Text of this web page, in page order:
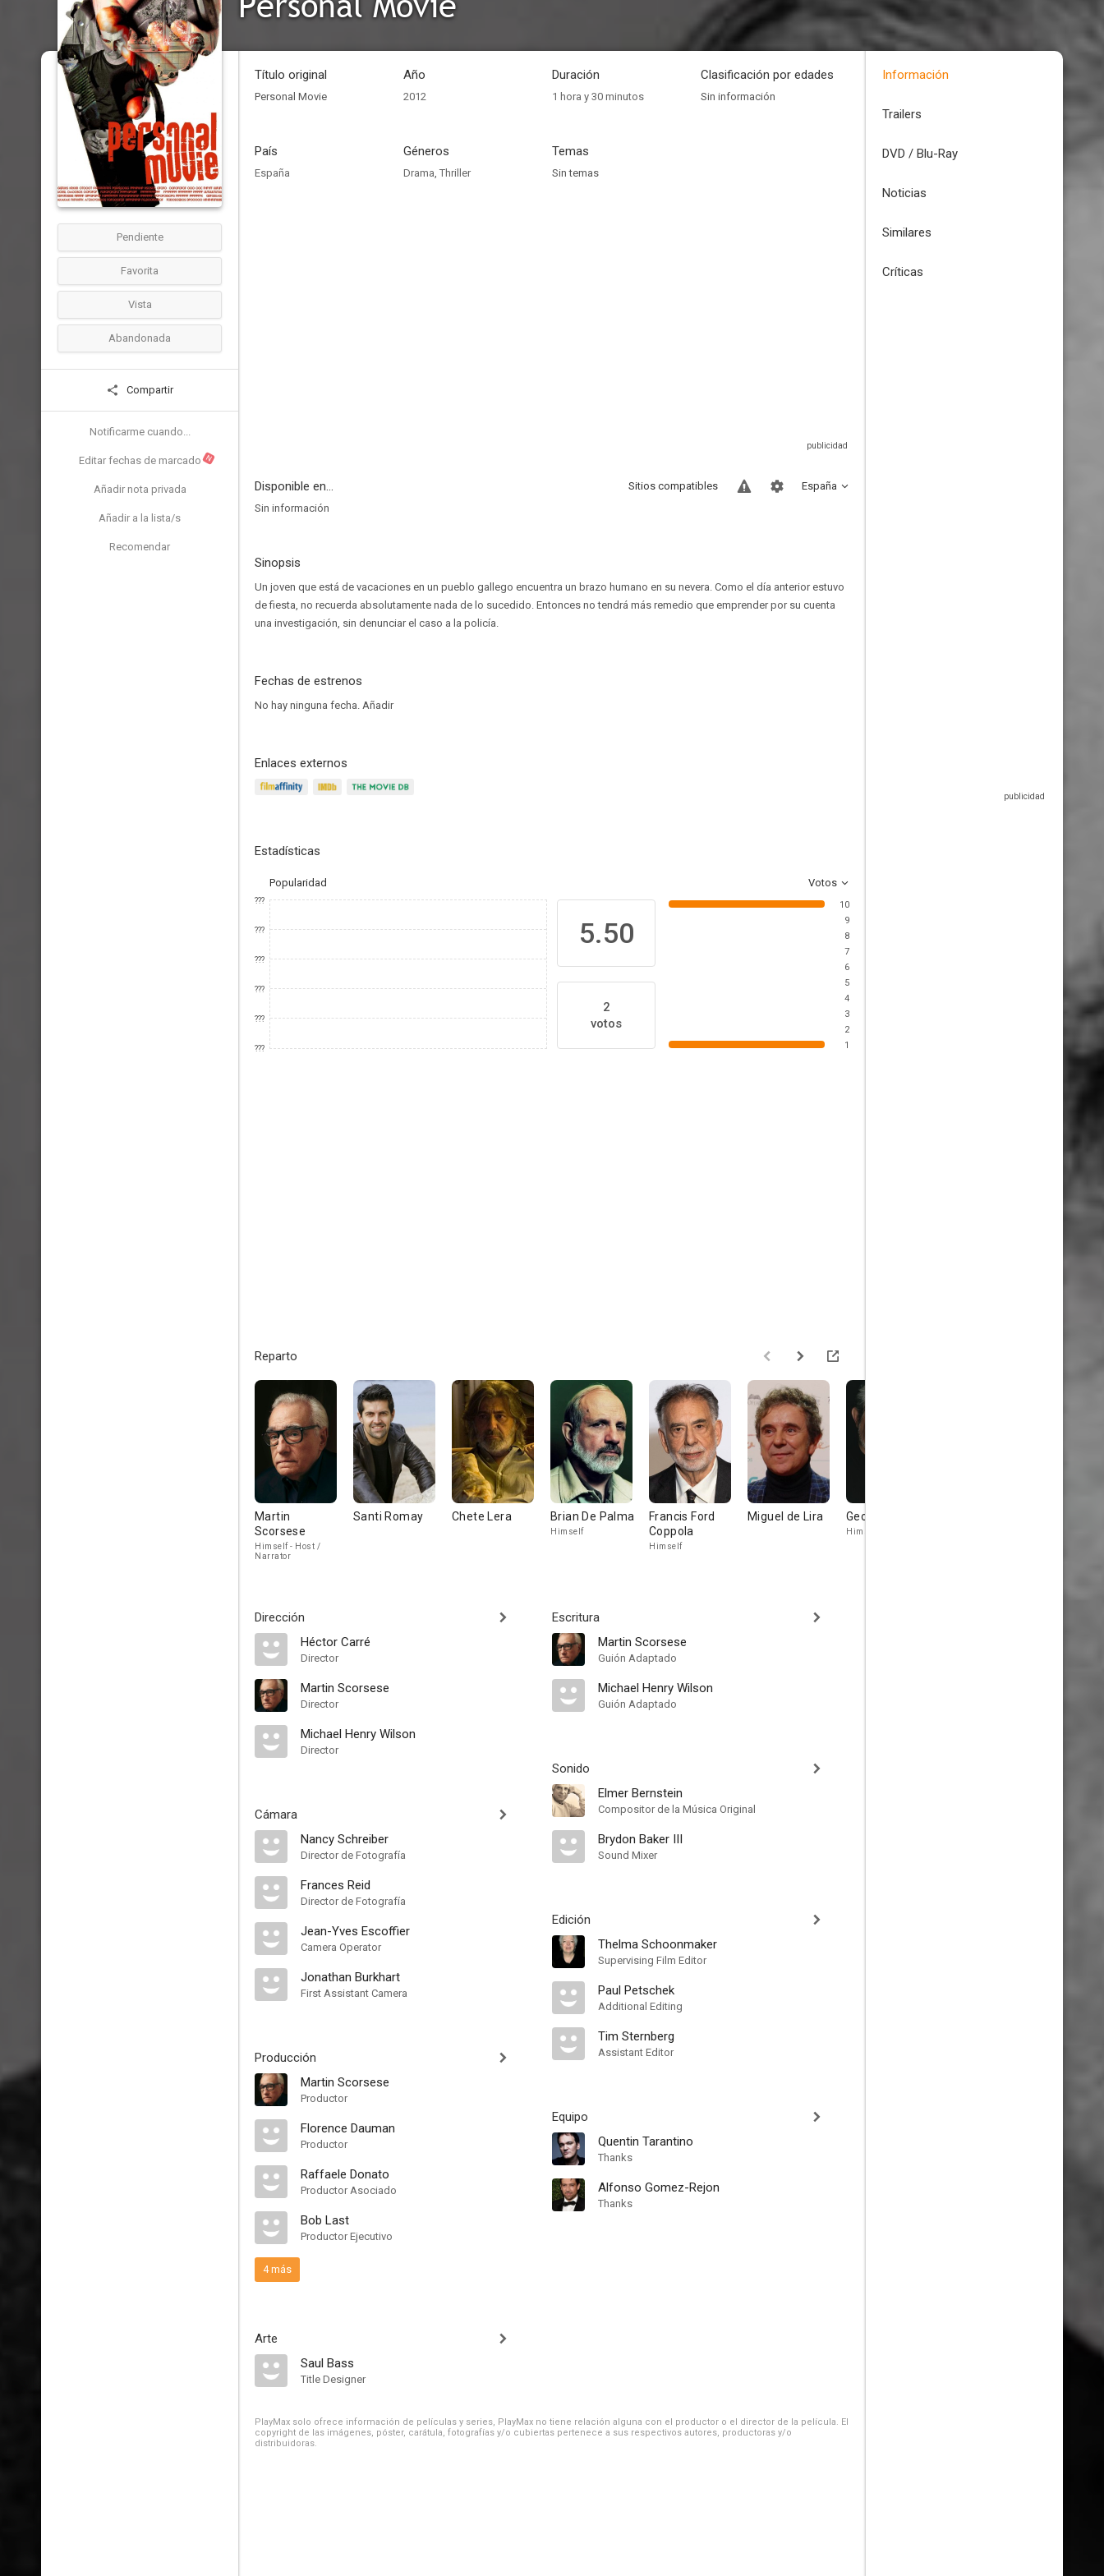
Pendiente
Favorita
Vista
Abandonada
Compartir
Notificarme cuando...
Editar fechas de marcado N
Añadir nota privada
Añadir a la lista/s
Recomendar
Título original
Personal Movie
Año
2012
Duración
1 hora y 30 minutos
Clasificación por edades
Sin información
País
España
Géneros
Drama, Thriller
Temas
Sin temas
Disponible en... España
Sitios compatibles
Sin información
Sinopsis
Un joven que está de vacaciones en un pueblo gallego encuentra un brazo humano en su nevera. Como el día anterior estuvo
de fiesta, no recuerda absolutamente nada de lo sucedido. Entonces no tendrá más remedio que emprender por su cuenta
una investigación, sin denunciar el caso a la policía.
Fechas de estrenos
No hay ninguna fecha. Añadir
Enlaces externos
Estadísticas
Popularidad Votos
???
???
???
???
???
???
5.50
2
votos
10
9
8
7
6
5
4
3
2
1
Reparto
Martin
Scorsese
Himself - Host /
Narrator
Santi Romay Chete Lera Brian De Palma
Himself
Francis Ford
Coppola
Himself
Miguel de Lira George Lucas
Himself
Dirección
Héctor Carré
Director
Martin Scorsese
Director
Michael Henry Wilson
Director
Cámara
Nancy Schreiber
Director de Fotografía
Frances Reid
Director de Fotografía
Jean-Yves Escoffier
Camera Operator
Jonathan Burkhart
First Assistant Camera
Producción
Martin Scorsese
Productor
Florence Dauman
Productor
Raffaele Donato
Productor Asociado
Bob Last
Productor Ejecutivo
4 más
Arte
Saul Bass
Title Designer
Escritura
Martin Scorsese
Guión Adaptado
Michael Henry Wilson
Guión Adaptado
Sonido
Elmer Bernstein
Compositor de la Música Original
Brydon Baker III
Sound Mixer
Edición
Thelma Schoonmaker
Supervising Film Editor
Paul Petschek
Additional Editing
Tim Sternberg
Assistant Editor
Equipo
Quentin Tarantino
Thanks
Alfonso Gomez-Rejon
Thanks
PlayMax solo ofrece información de películas y series, PlayMax no tiene relación alguna con el productor o el director de la película. El
copyright de las imágenes, póster, carátula, fotografías y/o cubiertas pertenece a sus respectivos autores, productoras y/o
distribuidoras.
Información
Trailers
DVD / Blu-Ray
Noticias
Similares
Críticas